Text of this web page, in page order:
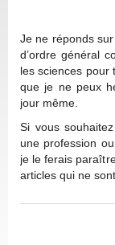
Je ne réponds
d’ordre général
les sciences
que je ne peux
jour même.
Si vous
une profession
je le ferais
articles qui ne